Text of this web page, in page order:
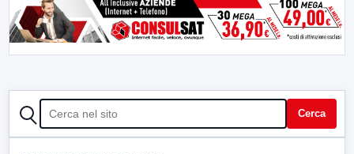
CERCA Cerca